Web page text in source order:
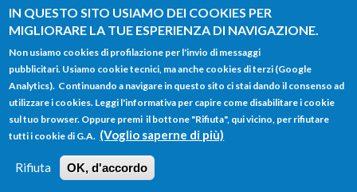
IN QUESTO SITO USIAMO DEI COOKIES PER
MIGLIORARE LA TUE ESPERIENZA DI NAVIGAZIONE.
Non usiamo cookies di profilazione per l'invio di messaggi
pubblicitari. Usiamo cookie tecnici, ma anche cookies di terzi (Google
Analytics). Continuando a navigare in questo sito ci stai dando il consenso ad
utilizzare i cookies. Leggi l'informativa per capire come disabilitare i cookie
sul tuo browser. Oppure premi il bottone "Rifiuta", qui vicino, per rifiutare
tutti i cookie di G.A. (Voglio saperne di più)
Rifiuta OK, d'accordo
Salta al contenuto principale
FORM
DI
RICERCA
Main menu
HOME TUTTI I PROFILI
LOGIN